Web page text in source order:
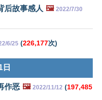
后故事感人 🖼️ 2022/7/30
6/25 (226,177次)
作恶 🖼️ 2022/11/12 (197,485